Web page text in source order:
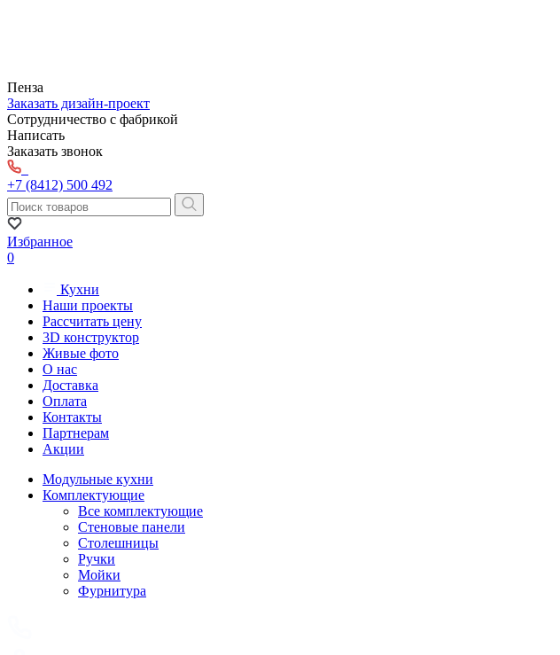
Пенза
Заказать дизайн-проект
Сотрудничество с фабрикой
Написать
Заказать звонок
+7 (8412) 500 492
Избранное
0
Кухни
Наши проекты
Рассчитать цену
3D конструктор
Живые фото
О нас
Доставка
Оплата
Контакты
Партнерам
Акции
Модульные кухни
Комплектующие
Все комплектующие
Стеновые панели
Столешницы
Ручки
Мойки
Фурнитура